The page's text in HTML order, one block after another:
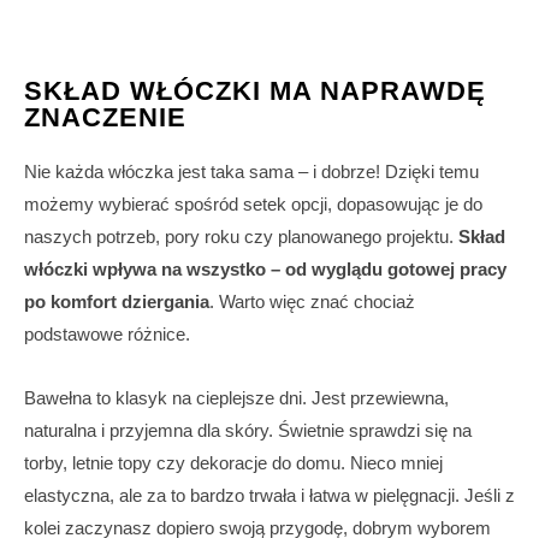
SKŁAD WŁÓCZKI MA NAPRAWDĘ
ZNACZENIE
Nie każda włóczka jest taka sama – i dobrze! Dzięki temu
możemy wybierać spośród setek opcji, dopasowując je do
naszych potrzeb, pory roku czy planowanego projektu. Skład
włóczki wpływa na wszystko – od wyglądu gotowej pracy
po komfort dziergania. Warto więc znać chociaż
podstawowe różnice.
Bawełna to klasyk na cieplejsze dni. Jest przewiewna,
naturalna i przyjemna dla skóry. Świetnie sprawdzi się na
torby, letnie topy czy dekoracje do domu. Nieco mniej
elastyczna, ale za to bardzo trwała i łatwa w pielęgnacji. Jeśli z
kolei zaczynasz dopiero swoją przygodę, dobrym wyborem